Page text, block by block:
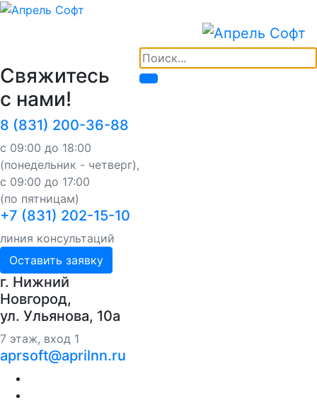
Свяжитесь
с нами!
8 (831) 200-36-88
с 09:00 до 18:00
(понедельник - четверг),
с 09:00 до 17:00
(по пятницам)
+7 (831) 202-15-10
линия консультаций
Оставить заявку
г. Нижний
Новгород,
ул. Ульянова, 10a
7 этаж, вход 1
aprsoft@aprilnn.ru